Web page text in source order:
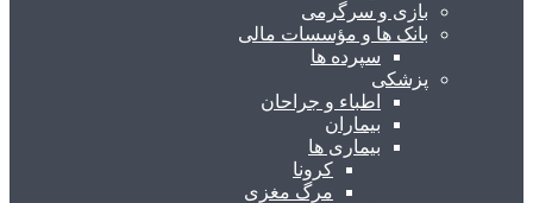
بازی و سرگرمی
بانک ها و مؤسسات مالی
سپرده ها
پزشکی
اطباء و جراحان
بیماران
بیماری ها
کرونا
مرگ مغزی